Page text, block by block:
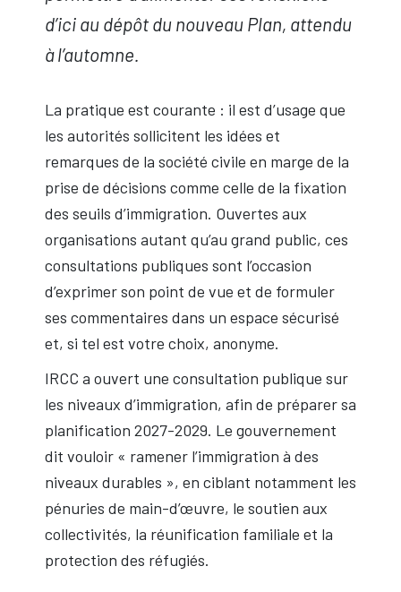
d’ici au dépôt du nouveau Plan, attendu
à l’automne.
La pratique est courante : il est d’usage que
les autorités sollicitent les idées et
remarques de la société civile en marge de la
prise de décisions comme celle de la fixation
des seuils d’immigration. Ouvertes aux
organisations autant qu’au grand public, ces
consultations publiques sont l’occasion
d’exprimer son point de vue et de formuler
ses commentaires dans un espace sécurisé
et, si tel est votre choix, anonyme.
IRCC a ouvert une consultation publique sur
les niveaux d’immigration, afin de préparer sa
planification 2027-2029. Le gouvernement
dit vouloir « ramener l’immigration à des
niveaux durables », en ciblant notamment les
pénuries de main-d’œuvre, le soutien aux
collectivités, la réunification familiale et la
protection des réfugiés.